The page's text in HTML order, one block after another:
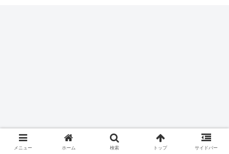
メニュー ホーム 検索 トップ サイドバー